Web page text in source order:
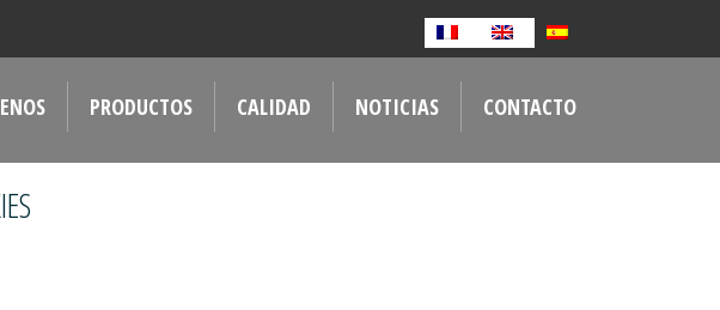
PRODUCTOS CALIDAD NOTICIAS CONTACTO